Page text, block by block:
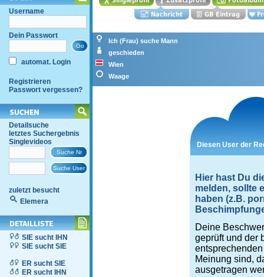
Username
Dein Passwort
automat. Login
Registrieren
Passwort vergessen?
Detailsuche
letztes Suchergebnis
Singlevideos
zuletzt besucht
Elemera
SIE sucht IHN
SIE sucht SIE
ER sucht SIE
ER sucht IHN
Ich (Frau) suche Mann
geschieden
Wien
Waage
Diesen User der
Hier hast Du
melden, sollte
haben (z.B.
Deine
geprüft und der
Meinung sind,
ausgetragen